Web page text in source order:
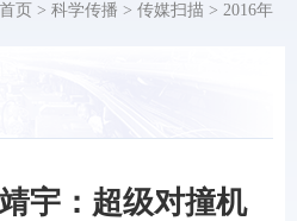
首页 > 科学传播 > 传媒扫描 > 2016年
宇：超级对撞机